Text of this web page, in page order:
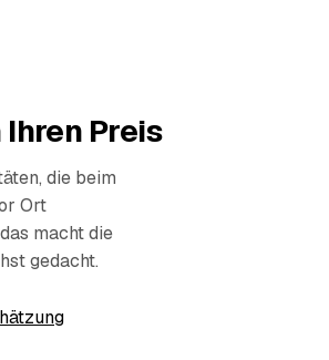
Preis
die beim
Ort
macht die
gedacht.